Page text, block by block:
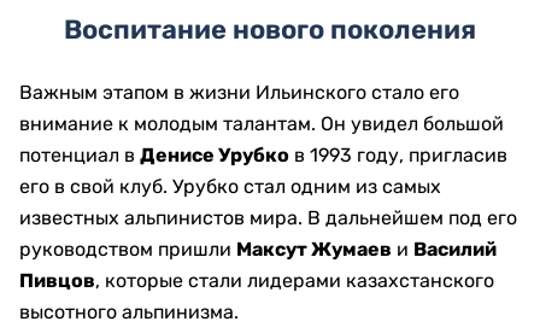
Воспитание нового поколения
Важным этапом в жизни Ильинского стало его
внимание к молодым талантам. Он увидел большой
потенциал в Денисе Урубко в 1993 году, пригласив
его в свой клуб. Урубко стал одним из самых
известных альпинистов мира. В дальнейшем под его
руководством пришли Максут Жумаев и Василий
Пивцов, которые стали лидерами казахстанского
высотного альпинизма.